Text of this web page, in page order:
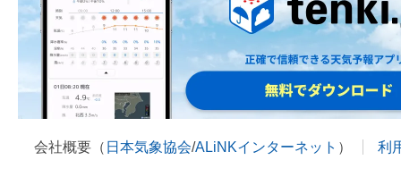
会社概要（ 日本気象協会/ALiNKインターネット ） 利